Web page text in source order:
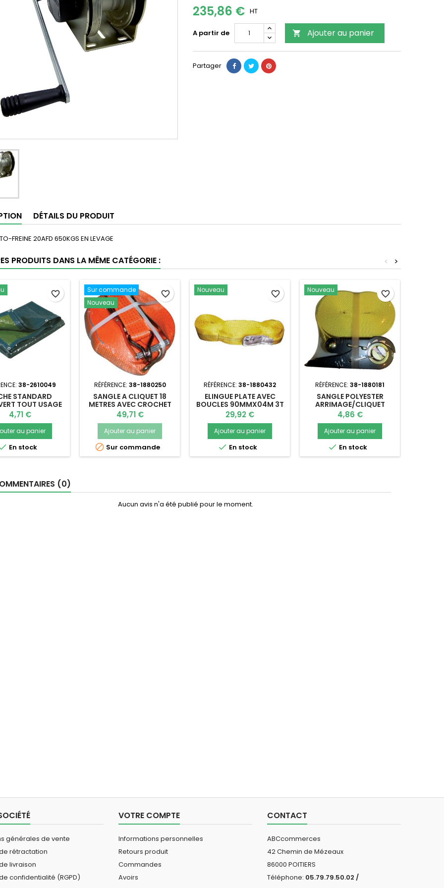
235,86 € HT
A partir de  Ajouter au panier
Partager
DÉTAILS DU PRODUIT
FREINE 20AFD 650KGS EN LEVAGE
PRODUITS DANS LA MÊME CATÉGORIE : >
<
38-2610049
STANDARD
TOUT USAGE
Prix
4,71 €
au panier
En stock
favorite_border
Sur commande
Nouveau
RÉFÉRENCE: 38-1880250
SANGLE A CLIQUET 18
METRES AVEC CROCHET
ORANGE 5T
Prix
49,71 €
Ajouter au panier
 Sur commande
favorite_border Nouveau
RÉFÉRENCE: 38-1880432
ELINGUE PLATE AVEC
BOUCLES 90MMX04M 3T
Prix
29,92 €
Ajouter au panier
 En stock
favorite_border Nouveau
RÉFÉRENCE: 38-1880181
SANGLE POLYESTER
ARRIMAGE/CLIQUET
25MMX2M 1T
Prix
4,86 €
Ajouter au panier
 En stock
favorite_border
(0)
Aucun avis n'a été publié pour le moment.
générales de vente
rétractation
livraison
confidentialité (RGPD)
VOTRE COMPTE
Informations personnelles
Retours produit
Commandes
Avoirs
CONTACT
ABCcommerces
42 Chemin de Mézeaux
86000 POITIERS
Téléphone: 05.79.79.50.02 /